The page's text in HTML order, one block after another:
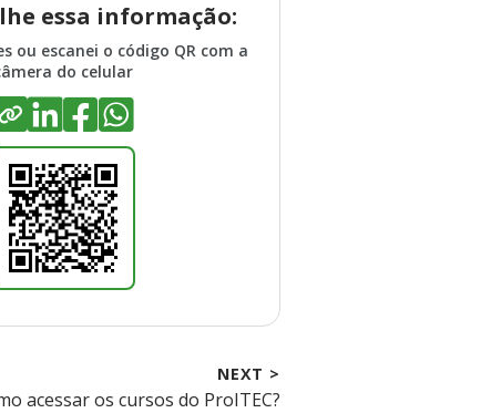
essa informação:
ou escanei o código QR com a
do celular
NEXT >
acessar os cursos do ProITEC?